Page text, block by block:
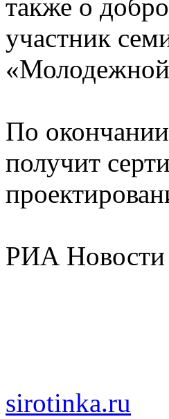
также о
участник
По
получит
РИА Новости
sirotinka.ru